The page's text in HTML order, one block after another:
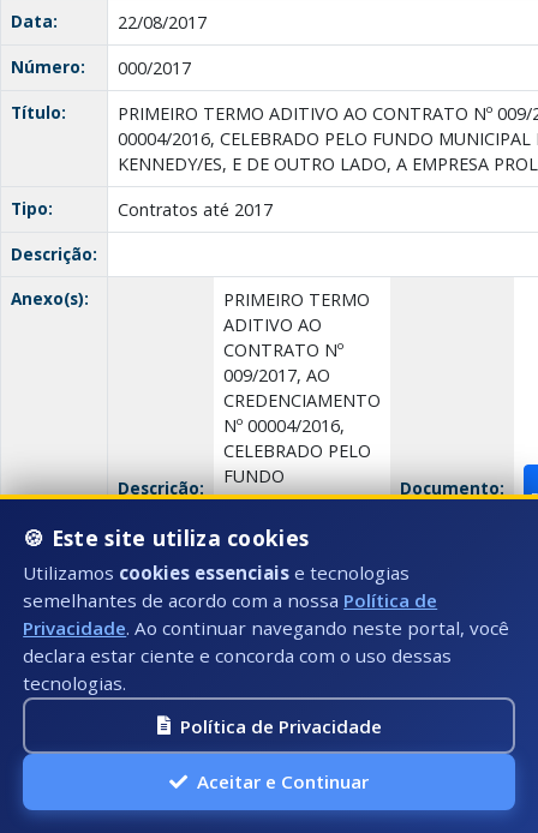
Data:
22/08/2017
Número:
000/2017
Título:
PRIMEIRO TERMO ADITIVO AO CONTRATO Nº
00004/2016, CELEBRADO PELO FUNDO MUNICIPAL
KENNEDY/ES, E DE OUTRO LADO, A EMPRESA
Tipo:
Contratos até 2017
Descrição:
Anexo(s):
Descrição:
PRIMEIRO TERMO
ADITIVO AO
CONTRATO Nº
009/2017, AO
CREDENCIAMENTO
Nº 00004/2016,
CELEBRADO PELO
FUNDO
MUNICIPAL DE
SAÚDE DE
PRESIDENTE
KENNEDY/ES, E DE
OUTRO LADO, A
EMPRESA PROLAB
MEDICINA
Documento:
Contratos até 2017
Data:
🍪 Este site utiliza cookies
Utilizamos cookies essenciais e tecnologias
semelhantes de acordo com a nossa Política de
Privacidade. Ao continuar navegando neste portal, você
declara estar ciente e concorda com o uso dessas
tecnologias.
Política de Privacidade
Aceitar e Continuar